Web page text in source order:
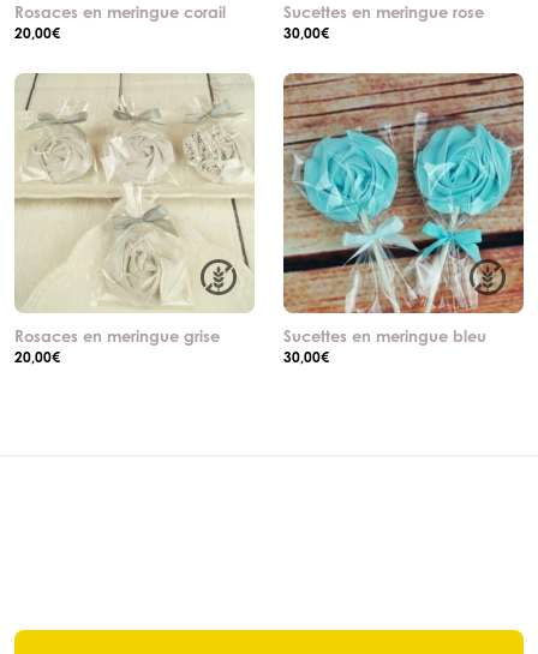
Rosaces en meringue corail
20,00€
Sucettes en meringue rose
30,00€
Rosaces en meringue grise
20,00€
Sucettes en meringue bleu
30,00€